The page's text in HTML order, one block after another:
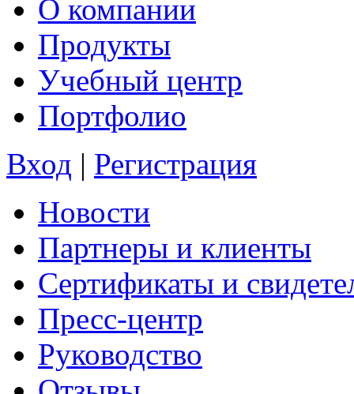
О компании
Продукты
Учебный центр
Портфолио
Вход | Регистрация
Новости
Партнеры и клиенты
Сертификаты и
Пресс-центр
Руководство